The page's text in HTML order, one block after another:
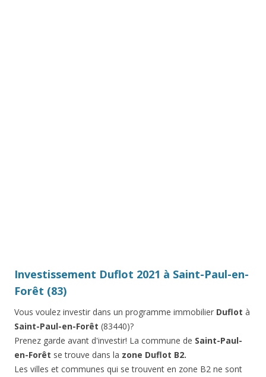
Investissement Duflot 2021 à Saint-Paul-en-
Forêt (83)
Vous voulez investir dans un programme immobilier Duflot à
Saint-Paul-en-Forêt (83440)?
Prenez garde avant d'investir! La commune de Saint-Paul-
en-Forêt se trouve dans la zone Duflot B2.
Les villes et communes qui se trouvent en zone B2 ne sont